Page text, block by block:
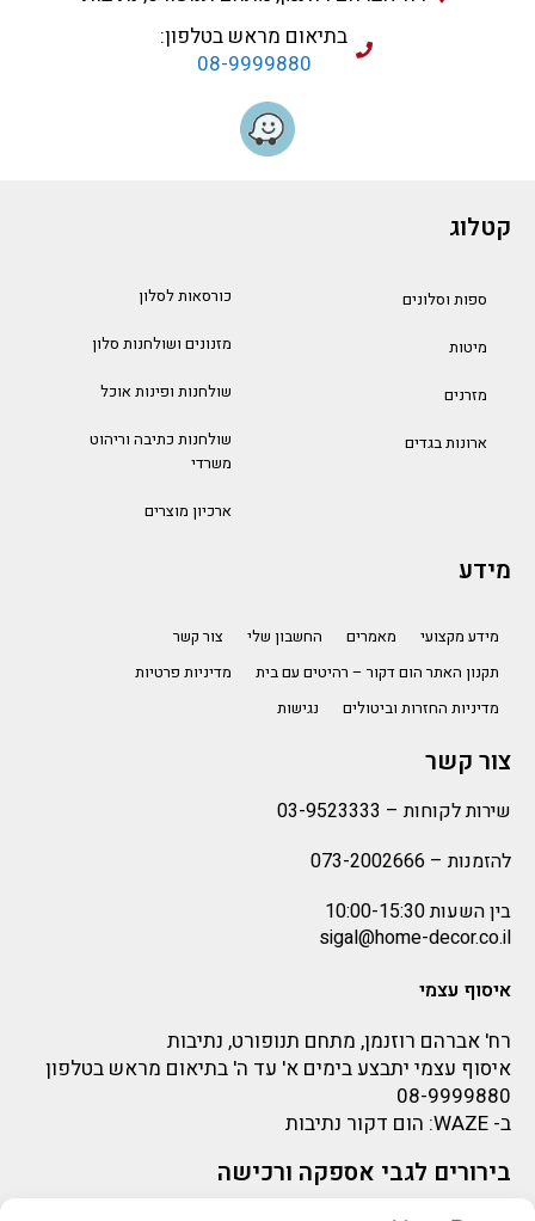
בתיאום מראש בטלפון:
08-9999880
קטלוג
ספות וסלונים
מיטות
מזרנים
ארונות בגדים
כורסאות לסלון
מזנונים ושולחנות סלון
שולחנות ופינות אוכל
שולחנות כתיבה וריהוט
משרדי
ארכיון מוצרים
מידע
מידע מקצועי מאמרים החשבון שלי
צור קשר
תקנון האתר הום דקור – רהיטים עם בית
מדיניות פרטיות
מדיניות החזרות וביטולים
נגישות
צור קשר
שירות לקוחות – 03-9523333
להזמנות – 073-2002666
בין השעות 10:00-15:30
sigal@home-decor.co.il
איסוף עצמי
רח' אברהם רוזנמן, מתחם תנופורט, נתיבות
איסוף עצמי יתבצע בימים א' עד ה' בתיאום מראש בטלפון
08-9999880
ב- WAZE: הום דקור נתיבות
בירורים לגבי אספקה ורכישה